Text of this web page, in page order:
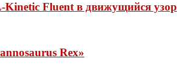
Kinetic Fluent в движущийся узор
Rex»